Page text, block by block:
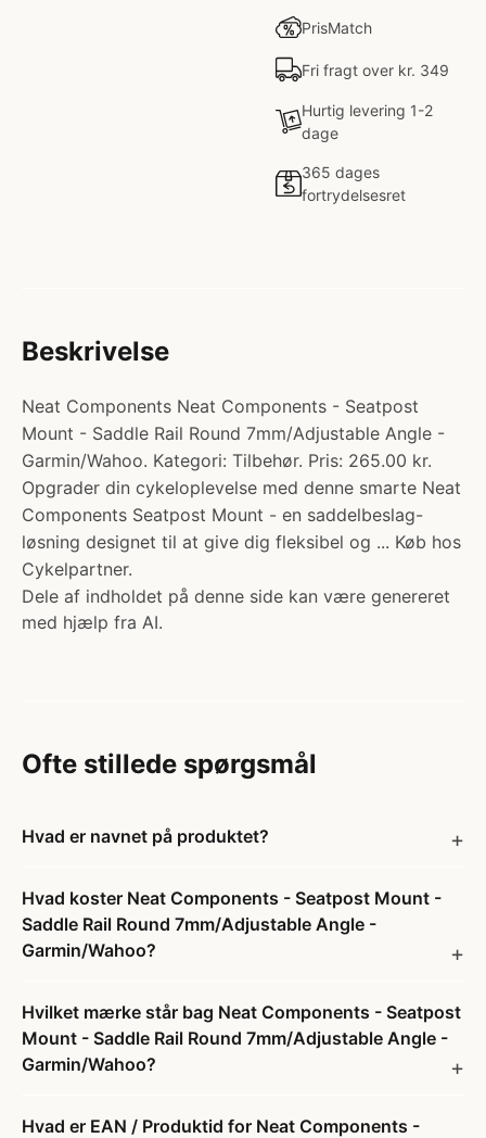
PrisMatch
Fri fragt over kr. 349
Hurtig levering 1-2
dage
365 dages
fortrydelsesret
Beskrivelse
Neat Components Neat Components - Seatpost
Mount - Saddle Rail Round 7mm/Adjustable Angle -
Garmin/Wahoo. Kategori: Tilbehør. Pris: 265.00 kr.
Opgrader din cykeloplevelse med denne smarte Neat
Components Seatpost Mount - en saddelbeslag-
løsning designet til at give dig fleksibel og ... Køb hos
Cykelpartner.
Dele af indholdet på denne side kan være genereret
med hjælp fra AI.
Ofte stillede spørgsmål
Hvad er navnet på produktet?
Hvad koster Neat Components - Seatpost Mount -
Saddle Rail Round 7mm/Adjustable Angle -
Garmin/Wahoo?
Hvilket mærke står bag Neat Components - Seatpost
Mount - Saddle Rail Round 7mm/Adjustable Angle -
Garmin/Wahoo?
Hvad er EAN / Produktid for Neat Components -